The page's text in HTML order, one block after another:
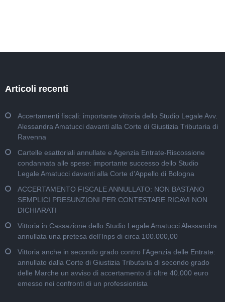
Articoli recenti
Accertamenti fiscali: importante vittoria dello Studio Legale Avv.
Alessandra Amatucci davanti alla Corte di Giustizia Tributaria di
Ravenna
Cartelle esattoriali annullate e Agenzia Entrate-Riscossione
condannata alle spese: importante successo dello Studio
Legale Amatucci davanti alla Corte d’Appello di Bologna
ACCERTAMENTO FISCALE ANNULLATO: NON BASTANO
SEMPLICI PRESUNZIONI PER CONTESTARE RICAVI NON
DICHIARATI
Vittoria in Cassazione dello Studio Legale Amatucci Alessandra:
annullata una pretesa dell’Inps di circa 100.000,00
Vittoria anche in secondo grado contro l’Agenzia delle Entrate:
annullato dalla Corte di Giustizia Tributaria di secondo grado
delle Marche un avviso di accertamento di oltre 40.000 euro
emesso nei confronti di un professionista